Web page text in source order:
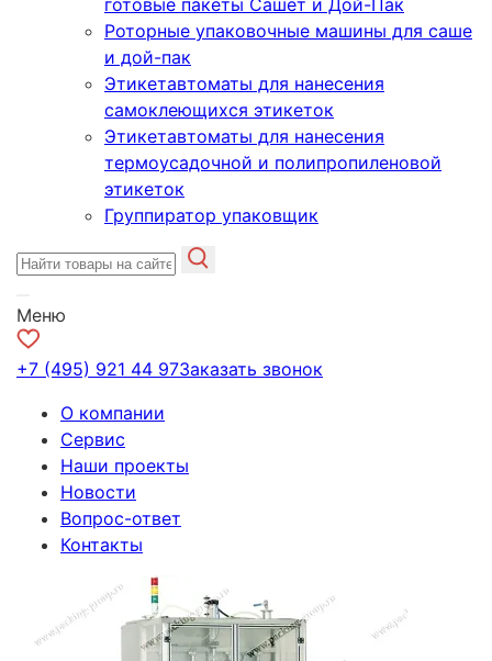
готовые пакеты Сашет и Дой-Пак
Роторные упаковочные машины для саше
и дой-пак
Этикетавтоматы для нанесения
самоклеющихся этикеток
Этикетавтоматы для нанесения
термоусадочной и полипропиленовой
этикеток
Группиратор упаковщик
Меню
+7 (495) 921 44 97Заказать звонок
О компании
Сервис
Наши проекты
Новости
Вопрос-ответ
Контакты